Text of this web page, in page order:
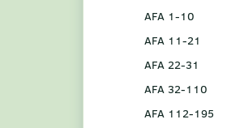
AFA 1-10
AFA 11-21
AFA 22-31
AFA 32-110
AFA 112-195